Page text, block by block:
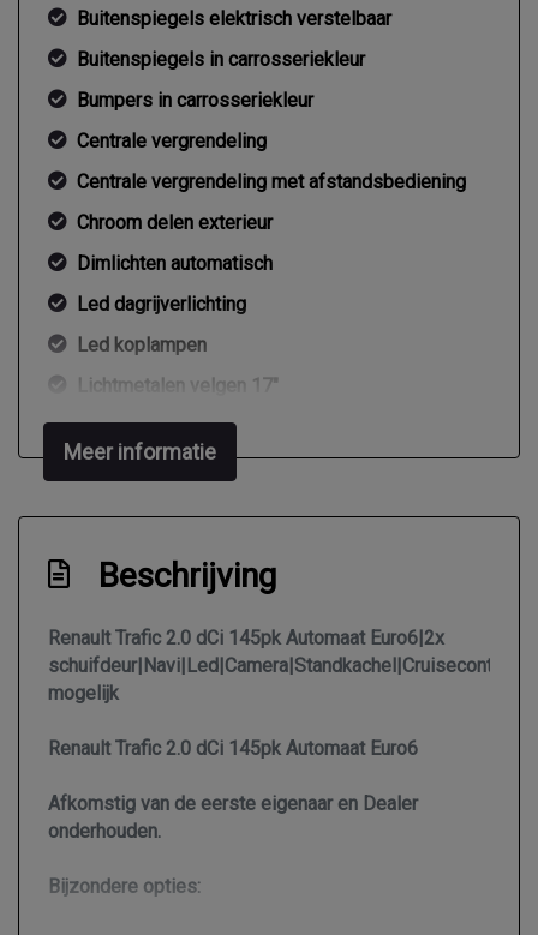
Buitenspiegels elektrisch verstelbaar
Buitenspiegels in carrosseriekleur
Bumpers in carrosseriekleur
Centrale vergrendeling
Centrale vergrendeling met afstandsbediening
Chroom delen exterieur
Dimlichten automatisch
Led dagrijverlichting
Led koplampen
Lichtmetalen velgen 17"
Mistlampen voor adaptief
Niveauregeling automatisch
Sportvelgen
Zijschuifdeur links
Zijschuifdeur rechts
Airco
Armsteun voor
Meer informatie
Beschrijving
Renault Trafic 2.0 dCi 145pk Automaat Euro6|2x
mogelijk
Renault Trafic 2.0 dCi 145pk Automaat Euro6
Afkomstig van de eerste eigenaar en Dealer
onderhouden.
Bijzondere opties: